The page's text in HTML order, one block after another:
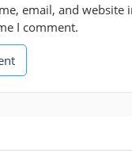
email, and website
I comment.